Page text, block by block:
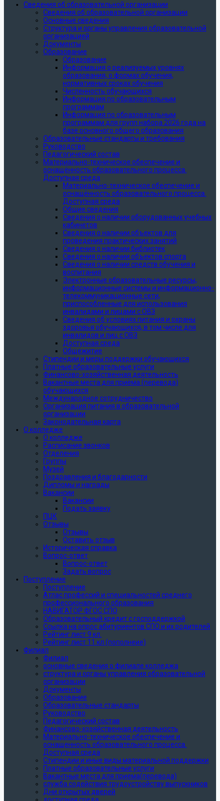
Сведения об образовательной организации
Сведения об образовательной организации
Основные сведения
Структура и органы управления образовательной
организацией
Документы
Образование
Образование
Информация о реализуемых уровнях
образования, о формах обучения,
нормативных сроках обучения
Численность обучающихся
Информация по образовательным
программам
Информация по образовательным
программам для групп набора 2026 года на
базе основного общего образования
Образовательные стандарты и требования
Руководство
Педагогический состав
Материально-техническое обеспечение и
оснащённость образовательного процесса.
Доступная среда
Материально-техническое обеспечение и
оснащённость образовательного процесса.
Доступная среда
Общие сведения
Сведения о наличии оборудованных учебных
кабинетов
Сведения о наличии объектов для
проведения практических занятий
Сведения о наличии библиотек
Сведения о наличии объектов спорта
Сведения о наличии средств обучения и
воспитания
Электронные образовательные ресурсы,
информационные системы и информационно-
телекоммуникационные сети,
приспособленные для использования
инвалидами и лицами с ОВЗ
Сведения об условиях питания и охраны
здоровья обучающихся, в том числе для
инвалидов и лиц с ОВЗ
Доступная среда
Общежитие
Стипендии и меры поддержки обучающихся
Платные образовательные услуги
Финансово-хозяйственная деятельность
Вакантные места для приёма (перевода)
обучающихся
Международное сотрудничество
Организация питания в образовательной
организации
Законодательная карта
О колледже
О колледже
Расписание звонков
Отделения
Группы
Музей
Поздравления и благодарности
Дипломы и награды
Вакансии
Вакансии
Подать заявку
ПЦК
Отзывы
Отзывы
Оставить отзыв
Историческая справка
Вопрос-ответ
Вопрос-ответ
Задать вопрос
Поступление
Поступление
Атлас профессий и специальностей среднего
профессионального образования
НАВИГАТОР ФГОС СПО
Образовательный кредит с господдержкой
Ссылка на опрос абитуриентов СПО и их родителей
Рейтинг лист 9 кл.
Рейтинг лист 11 кл (пополнеие)
Филиал
Филиал
основные сведения о филиале колледжа
структура и органы управления образовательной
организации
Документы
Образование
Образовательные стандарты
Руководство
Педагогический состав
Финансово-хозяйственная деятельность
Материально-техническое обеспечение и
оснащенность образовательного процесса.
Доступная среда
Стипендии и иные виды материальной поддержки
Платные образовательные услуги
Вакантные места для приема(перевода)
служба содействия трудоустройству выпускников
Дни открытых дверей